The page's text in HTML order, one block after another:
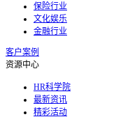
保险行业
文化娱乐
金融行业
客户案例
资源中心
HR科学院
最新资讯
精彩活动